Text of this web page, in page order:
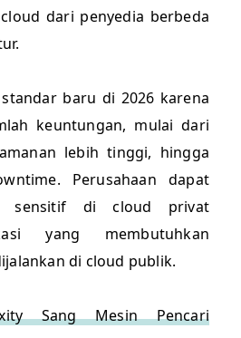
dari penyedia berbeda
baru di 2026 karena
keuntungan, mulai dari
lebih tinggi, hingga
Perusahaan dapat
sensitif di cloud privat
yang membutuhkan
di cloud publik.
Sang Mesin Pencari